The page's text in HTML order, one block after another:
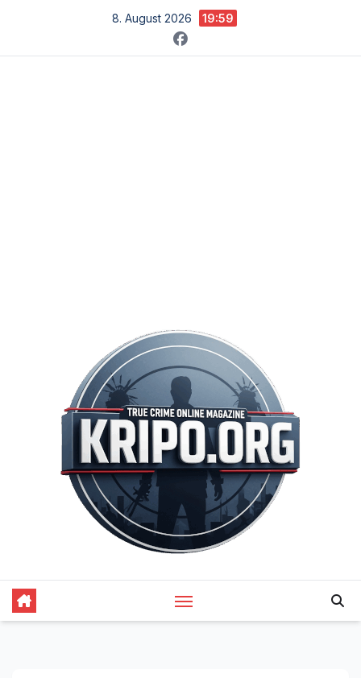
springen
8. August 2026 19:59